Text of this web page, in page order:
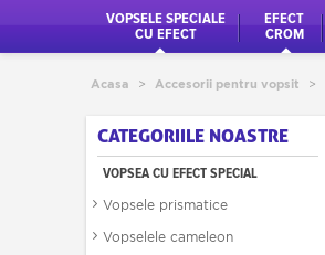
VOPSELE SPECIALE
CU EFECT
EFECT
CROM
Acasa > Accesorii pentru vopsit >
CATEGORIILE NOASTRE
VOPSEA CU EFECT SPECIAL
Vopsele prismatice
Vopselele cameleon